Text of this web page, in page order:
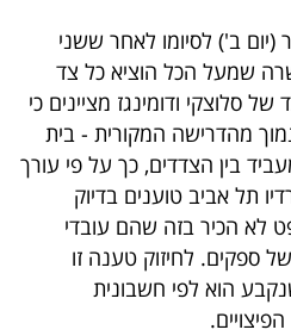
ב') לסיומו לאחר ששני
שמעל הכל הוציא כל צד
ודומינגז מציינים כי
מהדרישה המקורית - בית
בין הצדדים, כך על פי עורך
תל אביב טוענים בדיוק
לא הכיר בזה שהם עובדי
לחיזוק טענה זו
הוא לפי חשבונית